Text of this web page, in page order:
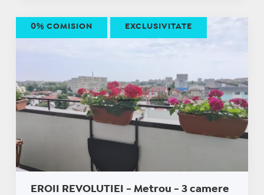
EROII REVOLUTIEI - Metrou - 3 camere
0% COMISION EXCLUSIVITATE